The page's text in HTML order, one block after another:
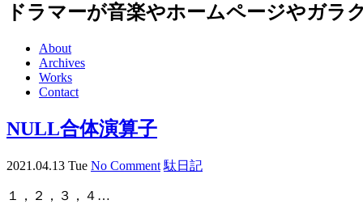
ドラマーが音楽やホームページやガラ
About
Archives
Works
Contact
NULL合体演算子
2021.04.13 Tue No Comment 駄日記
１，２，３，４…